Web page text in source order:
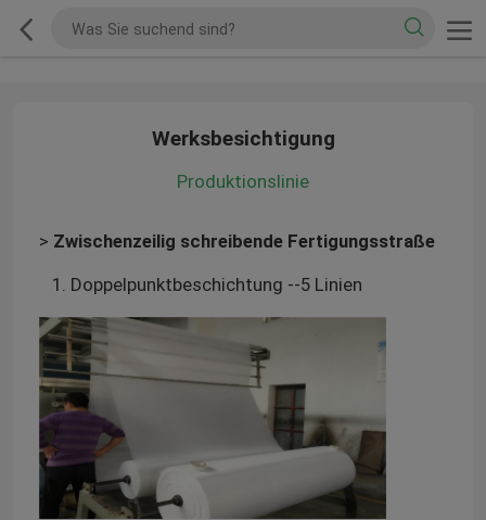
Werksbesichtigung
Produktionslinie
> Zwischenzeilig schreibende Fertigungsstraße
1. Doppelpunktbeschichtung --5 Linien